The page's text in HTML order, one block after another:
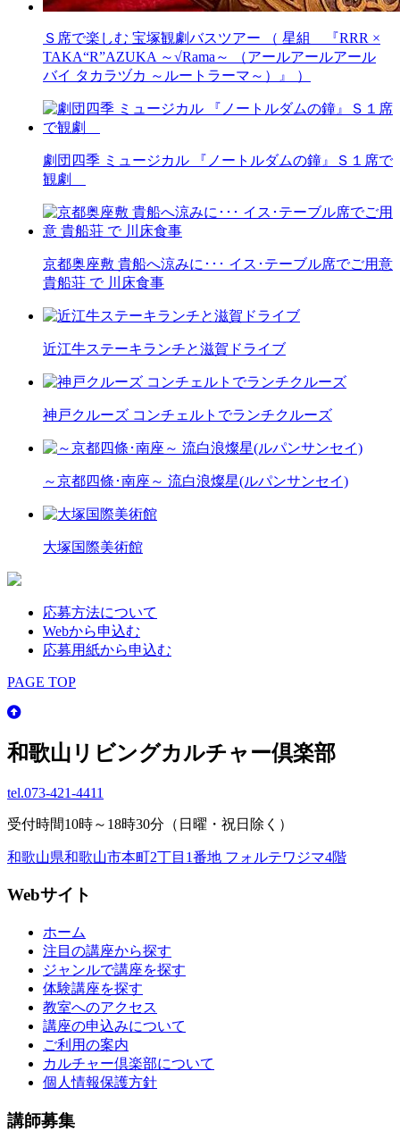
Ｓ席で楽しむ 宝塚観劇バスツアー （ 星組 『RRR ×
TAKA“R”AZUKA ～√Rama～ （アールアールアール
バイ タカラヅカ ～ルートラーマ～）』 ）
劇団四季 ミュージカル 『ノートルダムの鐘』Ｓ１席で
観劇
京都奥座敷 貴船へ涼みに･･･ イス･テーブル席でご用意
貴船荘 で 川床食事
近江牛ステーキランチと滋賀ドライブ
神戸クルーズ コンチェルトでランチクルーズ
～京都四條･南座～ 流白浪燦星(ルパンサンセイ)
大塚国際美術館
応募方法について
Webから申込む
応募用紙から申込む
PAGE TOP
和歌山リビングカルチャー倶楽部
tel.073-421-4411
受付時間10時～18時30分（日曜・祝日除く）
和歌山県和歌山市本町2丁目1番地 フォルテワジマ4階
Webサイト
ホーム
注目の講座から探す
ジャンルで講座を探す
体験講座を探す
教室へのアクセス
講座の申込みについて
ご利用の案内
カルチャー倶楽部について
個人情報保護方針
講師募集